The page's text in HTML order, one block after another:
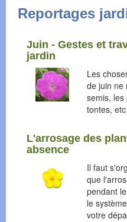
Reportages
Juin - Gestes et
jardin
Les
de juin ne
semis, les
tontes,
L'arrosage des
absence
Il faut
que
pendant
le
votre